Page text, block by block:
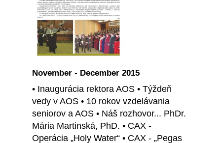
November - December 2015
• Inaugurácia rektora AOS • Týždeň
vedy v AOS • 10 rokov vzdelávania
seniorov a AOS • Náš rozhovor... PhDr.
Mária Martinská, PhD. • CAX -
Operácia „Holy Water“ • CAX - „Pegas